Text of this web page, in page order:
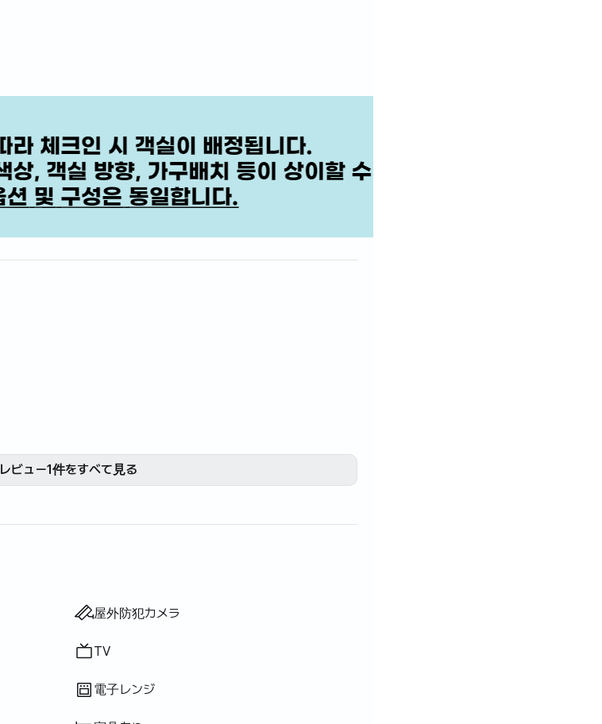
レビュー1件をすべて見る
屋外防犯カメラ
TV
電子レンジ